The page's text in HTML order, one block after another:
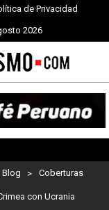
de Privacidad
2026
Blog > Coberturas
con Ucrania